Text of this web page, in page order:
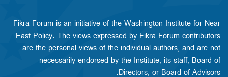
Fikra Forum is an initiative of the Washington Institute for Near
East Policy. The views expressed by Fikra Forum contributors
are the personal views of the individual authors, and are not
necessarily endorsed by the Institute, its staff, Board of
Directors, or Board of Advisors.​​